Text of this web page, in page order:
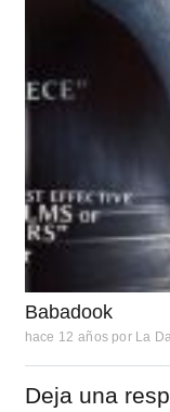
Babadook
hace 12 años por La
Deja una